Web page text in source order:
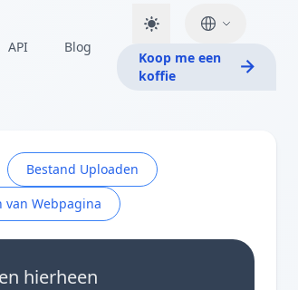
API Blog
Koop me een
koffie
Bestand Uploaden
van Webpagina
hierheen